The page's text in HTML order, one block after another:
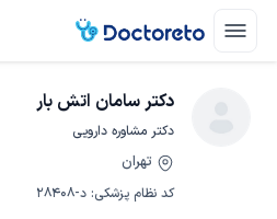
دکتر سامان اتش بار
دکتر مشاوره دارویی
تهران
کد نظام پزشکی: د-28408